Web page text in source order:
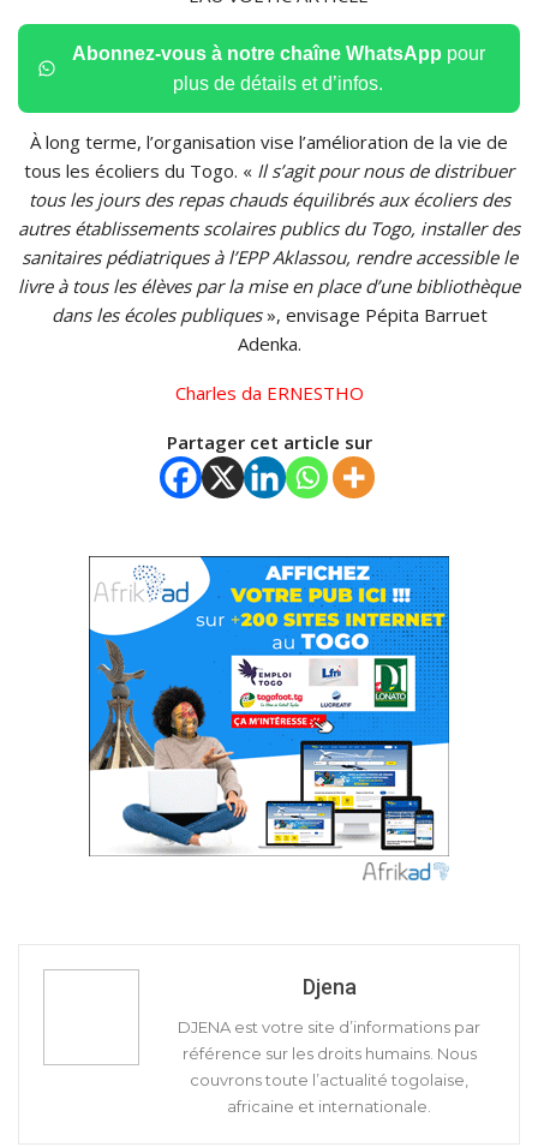
Abonnez-vous à notre chaîne WhatsApp pour
plus de détails et d’infos.
À long terme, l’organisation vise l’amélioration de la vie de
tous les écoliers du Togo. « Il s’agit pour nous de distribuer
tous les jours des repas chauds équilibrés aux écoliers des
autres établissements scolaires publics du Togo, installer des
sanitaires pédiatriques à l’EPP Aklassou, rendre accessible le
livre à tous les élèves par la mise en place d’une bibliothèque
dans les écoles publiques», envisage Pépita Barruet
Adenka.
Charles da ERNESTHO
Partager cet article sur
Djena
DJENA est votre site d’informations par
référence sur les droits humains. Nous
couvrons toute l’actualité togolaise,
africaine et internationale.